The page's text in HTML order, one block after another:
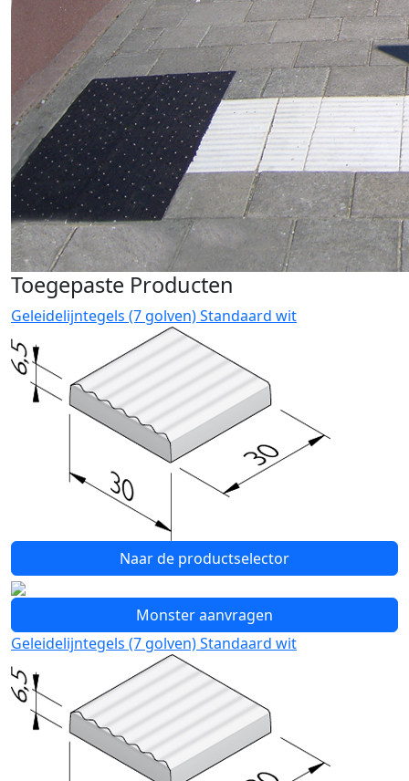
Toegepaste Producten
Geleidelijntegels (7 golven) Standaard wit
Naar de productselector
Monster aanvragen
Geleidelijntegels (7 golven) Standaard wit